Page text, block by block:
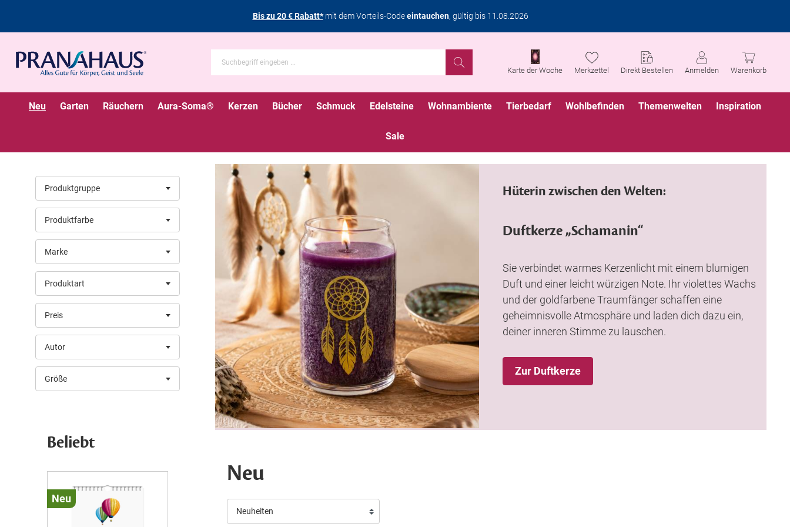
Bis zu 20 € Rabatt*mit dem Vorteils-Codeeintauchen, gültig bis 11.08.2026
Karte der Woche Merkzettel Direkt Bestellen Anmelden Warenkorb
Neu Garten Räuchern Aura-Soma® Kerzen Bücher Schmuck Edelsteine Wohnambiente Tierbedarf Wohlbefinden Themenwelten Inspiration
Sale
Produktgruppe
Produktfarbe
Marke
Produktart
Preis
Autor
Größe
Beliebt
Neu
Neu
Exklusiv
Hüterin zwischen den Welten:
Duftkerze „Schamanin“
Sie verbindet warmes Kerzenlicht mit einem blumigen
Duft und einer leicht würzigen Note. Ihr violettes Wachs
und der goldfarbene Traumfänger schaffen eine
geheimnisvolle Atmosphäre und laden dich dazu ein,
deiner inneren Stimme zu lauschen.
Zur Duftkerze
Neu